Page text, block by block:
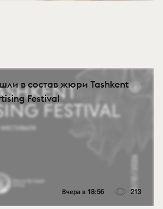
в состав жюри Tashkent
Festival
Вчера в 18:56 213